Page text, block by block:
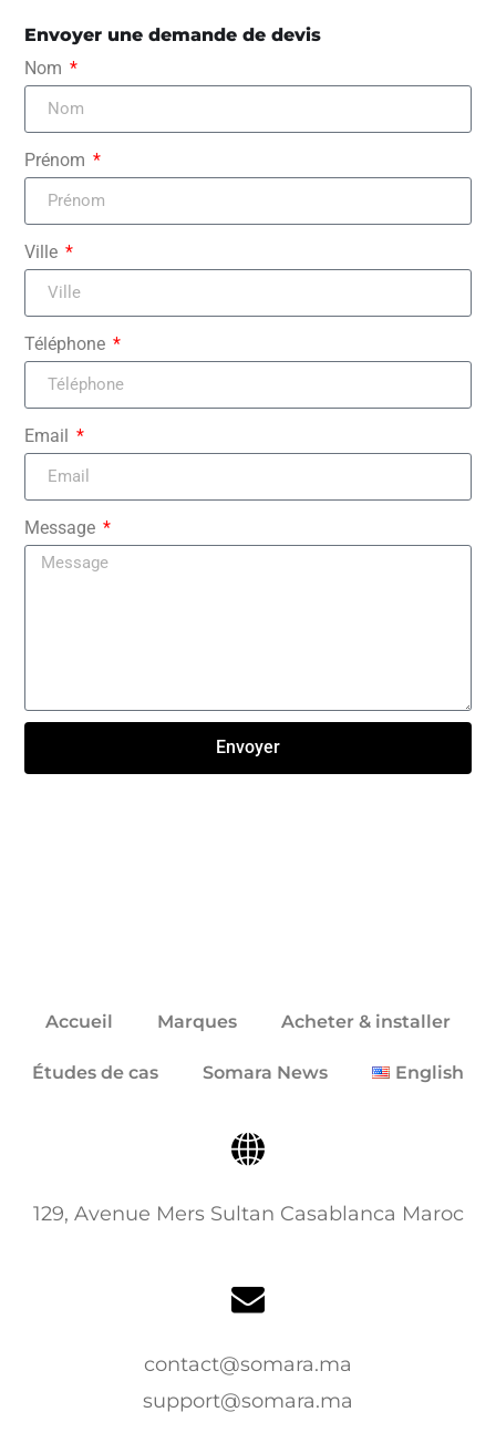
Envoyer une demande de devis
Nom
Prénom
Ville
Téléphone
Email
Message
Envoyer
Accueil Marques Acheter & installer
Études de cas Somara News English
129, Avenue Mers Sultan Casablanca Maroc
contact@somara.ma
support@somara.ma